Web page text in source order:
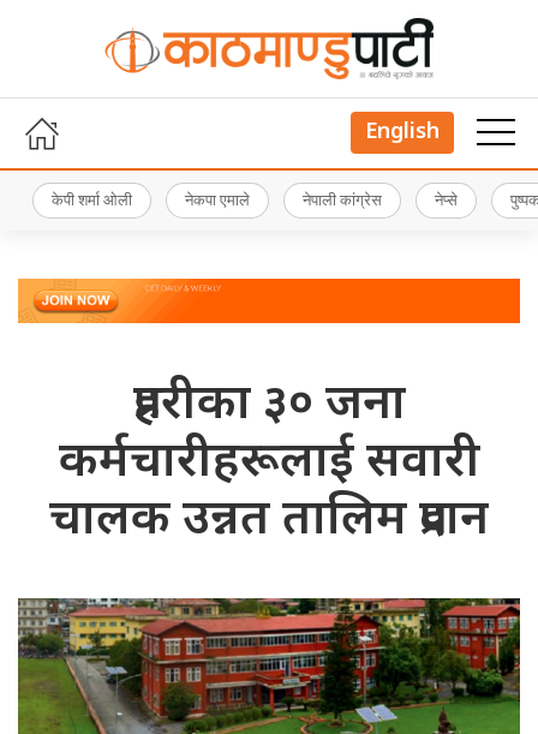
English
केपी शर्मा ओली नेकपा एमाले नेपाली कांग्रेस नेप्से
प्रहरीका ३० जना
कर्मचारीहरूलाई सवारी
चालक उन्नत तालिम प्रदान